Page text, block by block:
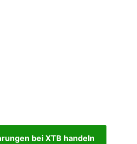
bei XTB handeln